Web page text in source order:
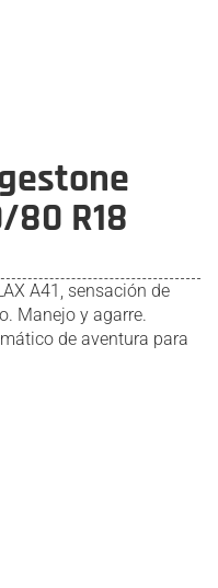
80 R18
A41, sensación de
Manejo y agarre.
de aventura para